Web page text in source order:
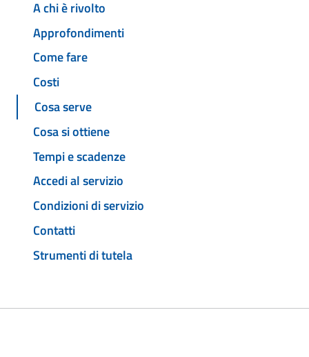
A chi è rivolto
Approfondimenti
Come fare
Costi
Cosa serve
Cosa si ottiene
Tempi e scadenze
Accedi al servizio
Condizioni di servizio
Contatti
Strumenti di tutela